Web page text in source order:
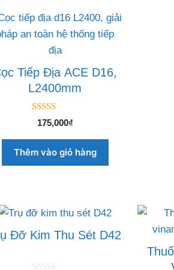
Tiếp Địa ACE D16,
L2400mm
5.00
ngoài 5
175,000₫
Thêm vào giỏ hàng
Đỡ Kim Thu Sét D42